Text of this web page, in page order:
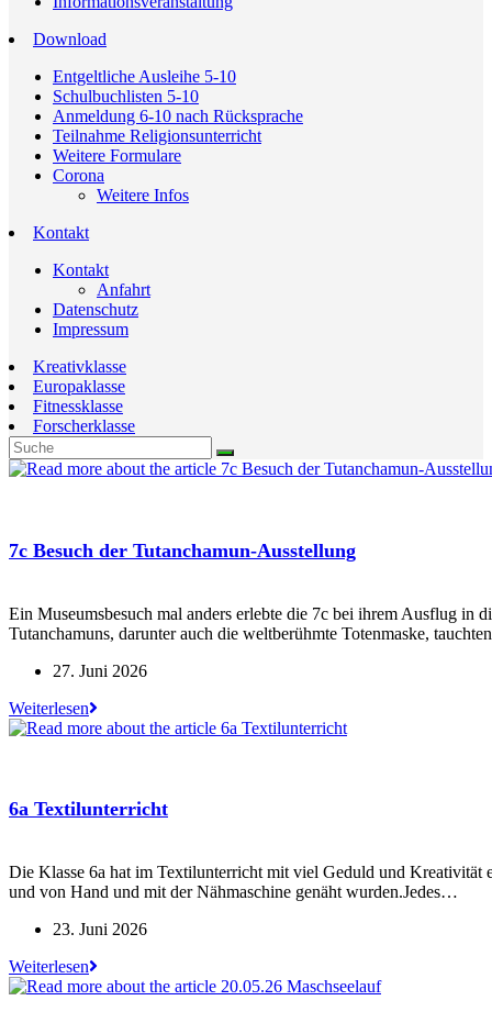
Download
Entgeltliche Ausleihe 5-10
Schulbuchlisten 5-10
Anmeldung 6-10 nach Rücksprache
Teilnahme Religionsunterricht
Weitere Formulare
Corona
Weitere Infos
Kontakt
Kontakt
Anfahrt
Datenschutz
Impressum
Kreativklasse
Europaklasse
Fitnessklasse
Forscherklasse
7c Besuch der Tutanchamun-Ausstellung
Ein Museumsbesuch mal anders erlebte die 7c bei ihrem Ausflug in
Tutanchamuns, darunter auch die weltberühmte Totenmaske,
Beitrag
27. Juni 2026
Weiterlesen7c
Besuch
6a Textilunterricht
Die Klasse 6a hat im Textilunterricht mit viel Geduld und Kreativität
und von Hand und mit der Nähmaschine genäht wurden.Jedes…
Beitrag
23. Juni 2026
Weiterlesen6a
Textilunterricht